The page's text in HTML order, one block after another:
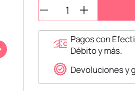
Pagos con
Débito y más.
Devoluciones y